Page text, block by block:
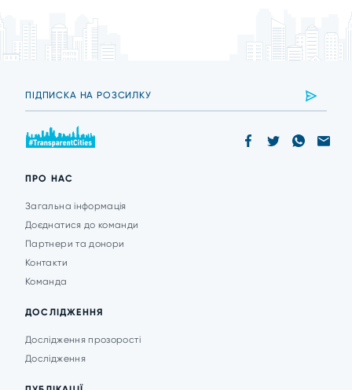
ПРО НАС
Загальна інформація
Доєднатися до команди
Партнери та донори
Контакти
Команда
ДОСЛІДЖЕННЯ
Дослідження прозорості
Дослідження